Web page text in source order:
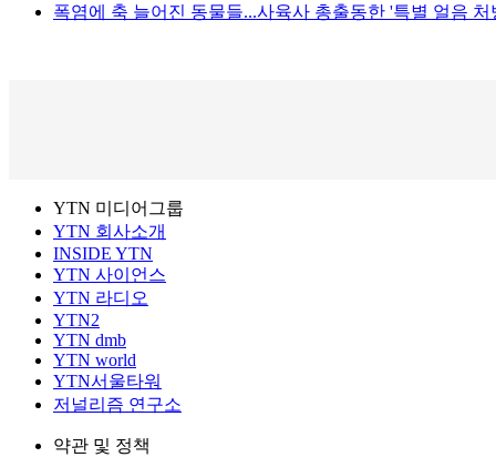
폭염에 축 늘어진 동물들...사육사 총출동한 '특별 얼음
YTN 미디어그룹
YTN 회사소개
INSIDE YTN
YTN 사이언스
YTN 라디오
YTN2
YTN dmb
YTN world
YTN서울타워
저널리즘 연구소
약관 및 정책